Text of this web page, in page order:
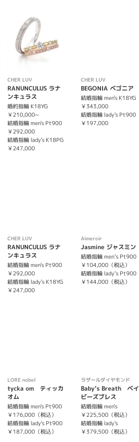
CHER LUV
RANUNCULUS ラナ
ンキュラス
婚約指輪 K18YG
￥210,000~
結婚指輪 men's Pt900
￥292,000
結婚指輪 lady's K18PG
￥247,000
CHER LUV
BEGONIA ベゴニア
結婚指輪 men's K18YG
￥343,000
結婚指輪 lady's Pt900
￥197,000
CHER LUV
RANUNCULUS ラナ
ンキュラス
結婚指輪 men's Pt900
￥292,000
結婚指輪 lady's K18YG
￥247,000
Aimeroir
Jasmine ジャスミン
結婚指輪 men’s Pt900
￥104,000（税込）
結婚指輪 lady’s Pt900
￥144,000（税込）
LORE nobel
tycka om ティッカ
オム
結婚指輪 men's Pt900
￥176,000（税込）
結婚指輪 lady's Pt900
￥187,000（税込）
ラザールダイヤモンド
Baby’s Breath ベイ
ビーズブレス
結婚指輪 men's
￥225,500（税込）
結婚指輪 lady's
￥379,500（税込）